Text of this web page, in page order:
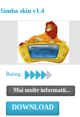
Simba skin v1.4
Rating:
Mai multe informatii...
DOWNLOAD